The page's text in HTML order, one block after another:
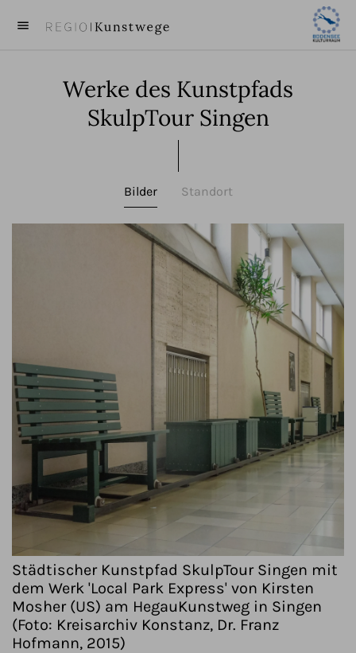
menu
close
KUNST
KÜNSTLER
BEITRÄGE
Werke des Kunstpfads
SkulpTour Singen
Bilder Standort
Städtischer Kunstpfad SkulpTour Singen mit
dem Werk 'Local Park Express' von Kirsten
Mosher (US) am HegauKunstweg in Singen
(Foto: Kreisarchiv Konstanz, Dr. Franz
Hofmann, 2015)